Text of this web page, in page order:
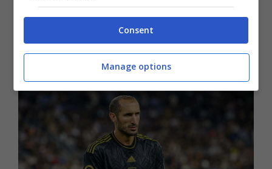
bianconera di ingaggiare l’ex difensore e
inserirlo nello staff tecnico. Ecco tutti i dettagli
su questo suggerimento.
Consent
Manage options